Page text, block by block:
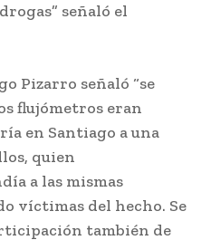
señaló el
Pizarro señaló “se
flujómetros eran
en Santiago a una
quien
a las mismas
víctimas del hecho. Se
también de